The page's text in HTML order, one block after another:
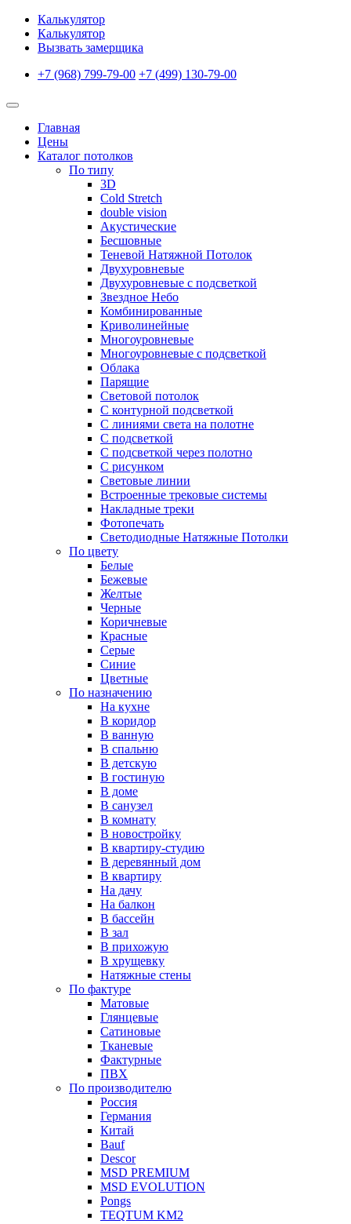
Калькулятор
Калькулятор
Вызвать замерщика
+7 (968) 799-79-00 +7 (499) 130-79-00
Главная
Цены
Каталог потолков
По типу
3D
Cold Stretch
double vision
Акустические
Бесшовные
Теневой Натяжной Потолок
Двухуровневые
Двухуровневые с подсветкой
Звездное Небо
Комбинированные
Криволинейные
Многоуровневые
Многоуровневые с подсветкой
Облака
Парящие
Световой потолок
С контурной подсветкой
С линиями света на полотне
С подсветкой
С подсветкой через полотно
С рисунком
Световые линии
Встроенные трековые системы
Накладные треки
Фотопечать
Светодиодные Натяжные Потолки
По цвету
Белые
Бежевые
Желтые
Черные
Коричневые
Красные
Серые
Синие
Цветные
По назначению
На кухне
В коридор
В ванную
В спальню
В детскую
В гостиную
В доме
В санузел
В комнату
В новостройку
В квартиру-студию
В деревянный дом
В квартиру
На дачу
На балкон
В бассейн
В зал
В прихожую
В хрущевку
Натяжные стены
По фактуре
Матовые
Глянцевые
Сатиновые
Тканевые
Фактурные
ПВХ
По производителю
Россия
Германия
Китай
Вauf
Descor
MSD PREMIUM
MSD EVOLUTION
Pongs
TEQTUM KM2